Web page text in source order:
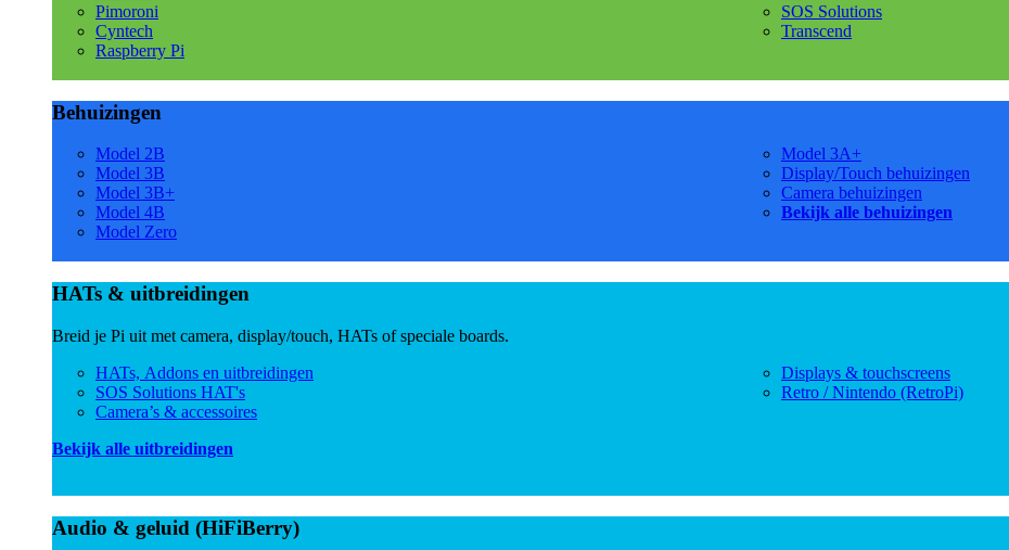
Pimoroni
Cyntech
Raspberry Pi
SOS Solutions
Transcend
Behuizingen
Model 2B
Model 3B
Model 3B+
Model 4B
Model Zero
Model 3A+
Display/Touch behuizingen
Camera behuizingen
Bekijk alle behuizingen
HATs & uitbreidingen
Breid je Pi uit met camera, display/touch, HATs of speciale boards.
HATs, Addons en uitbreidingen
SOS Solutions HAT's
Camera’s & accessoires
Displays & touchscreens
Retro / Nintendo (RetroPi)
Bekijk alle uitbreidingen
Audio & geluid (HiFiBerry)